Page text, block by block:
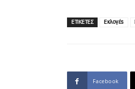
ΕΤΙΚΕΤΕΣ Εκλογές
Facebook